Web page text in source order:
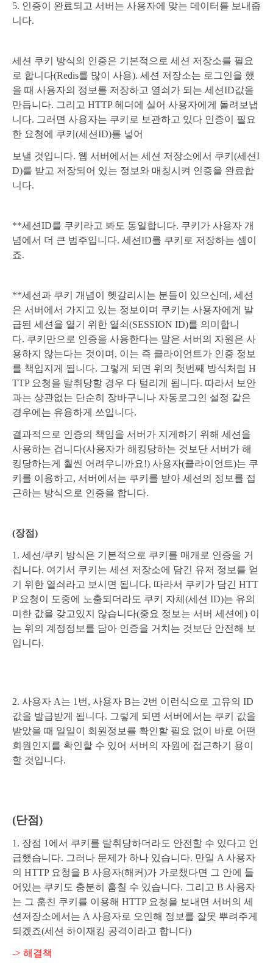
5. 인증이 완료되고 서버는 사용자에 맞는 데이터를 보내줍
니다.
세션 쿠키 방식의 인증은 기본적으로 세션 저장소를 필요
로 합니다(Redis를 많이 사용). 세션 저장소는 로그인을 했
을 때 사용자의 정보를 저장하고 열쇠가 되는 세션ID값을
만듭니다. 그리고 HTTP 헤더에 실어 사용자에게 돌려보냅
니다. 그러면 사용자는 쿠키로 보관하고 있다 인증이 필요
한 요청에 쿠키(세션ID)를 넣어
보낼 것입니다. 웹 서버에서는 세션 저장소에서 쿠키(세션I
D)를 받고 저장되어 있는 정보와 매칭시켜 인증을 완료합
니다.
**세션ID를 쿠키라고 봐도 동일합니다. 쿠키가 사용자 개
념에서 더 큰 범주입니다. 세션ID를 쿠키로 저장하는 셈이
죠.
**세션과 쿠키 개념이 헷갈리시는 분들이 있으신데, 세션
은 서버에서 가지고 있는 정보이며 쿠키는 사용자에게 발
급된 세션을 열기 위한 열쇠(SESSION ID)를 의미합니
다. 쿠키만으로 인증을 사용한다는 말은 서버의 자원은 사
용하지 않는다는 것이며, 이는 즉 클라이언트가 인증 정보
를 책임지게 됩니다. 그렇게 되면 위의 첫번째 방식처럼 H
TTP 요청을 탈취당할 경우 다 털리게 됩니다. 따라서 보안
과는 상관없는 단순히 장바구니나 자동로그인 설정 같은
경우에는 유용하게 쓰입니다.
결과적으로 인증의 책임을 서버가 지게하기 위해 세션을
사용하는 겁니다(사용자가 해킹당하는 것보단 서버가 해
킹당하는게 훨씬 어려우니까요!) 사용자(클라이언트)는 쿠
키를 이용하고, 서버에서는 쿠키를 받아 세션의 정보를 접
근하는 방식으로 인증을 합니다.
(장점)
1. 세션/쿠키 방식은 기본적으로 쿠키를 매개로 인증을 거
칩니다. 여기서 쿠키는 세션 저장소에 담긴 유저 정보를 얻
기 위한 열쇠라고 보시면 됩니다. 따라서 쿠키가 담긴 HTT
P 요청이 도중에 노출되더라도 쿠키 자체(세션 ID)는 유의
미한 값을 갖고있지 않습니다(중요 정보는 서버 세션에) 이
는 위의 계정정보를 담아 인증을 거치는 것보단 안전해 보
입니다.
2. 사용자 A는 1번, 사용자 B는 2번 이런식으로 고유의 ID
값을 발급받게 됩니다. 그렇게 되면 서버에서는 쿠키 값을
받았을 때 일일이 회원정보를 확인할 필요 없이 바로 어떤
회원인지를 확인할 수 있어 서버의 자원에 접근하기 용이
할 것입니다.
(단점)
1. 장점 1에서 쿠키를 탈취당하더라도 안전할 수 있다고 언
급했습니다. 그러나 문제가 하나 있습니다. 만일 A 사용자
의 HTTP 요청을 B 사용자(해커)가 가로챘다면 그 안에 들
어있는 쿠키도 충분히 훔칠 수 있습니다. 그리고 B 사용자
는 그 훔친 쿠키를 이용해 HTTP 요청을 보내면 서버의 세
션저장소에서는 A 사용자로 오인해 정보를 잘못 뿌려주게
되겠죠(세션 하이재킹 공격이라고 합니다)
-> 해결책